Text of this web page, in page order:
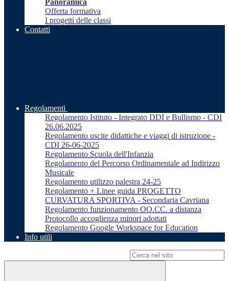
Panoramica
Offerta formativa
I progetti delle classi
Contatti
Regolamenti
Regolamento Istituto - Integrato DDI e Bullismo - CDI
26.06.2025
Regolamento uscite didattiche e viaggi di istruzione -
CDI 26-06-2025
Regolamento Scuola dell'Infanzia
Regolamento del Percorso Ordinamentale ad Indirizzo
Musicale
Regolamento utilizzo palestra 24-25
Regolamento + Linee guida PROGETTO
CURVATURA SPORTIVA - Secondaria Cavriana
Regolamento funzionamento OO.CC. a distanza
Protocollo accoglienza minori adottati
Regolamento Google Workspace for Education
Info utili